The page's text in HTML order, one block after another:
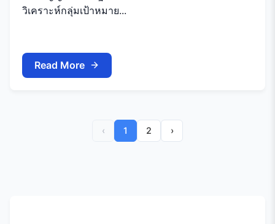
วิเคราะห์กลุ่มเป้าหมาย...
Read More
‹ 1 2 ›